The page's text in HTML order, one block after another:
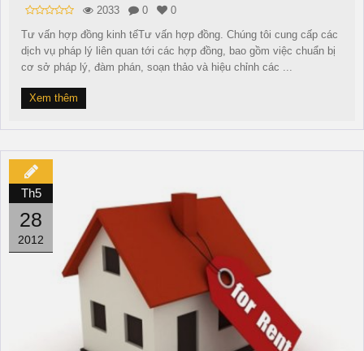
2033 0
0
Tư vấn hợp đồng kinh tếTư vấn hợp đồng. Chúng tôi cung cấp các
dịch vụ pháp lý liên quan tới các hợp đồng, bao gồm việc chuẩn bị
cơ sở pháp lý, đàm phán, soạn thảo và hiệu chỉnh các ...
Xem thêm
Th5
28
2012